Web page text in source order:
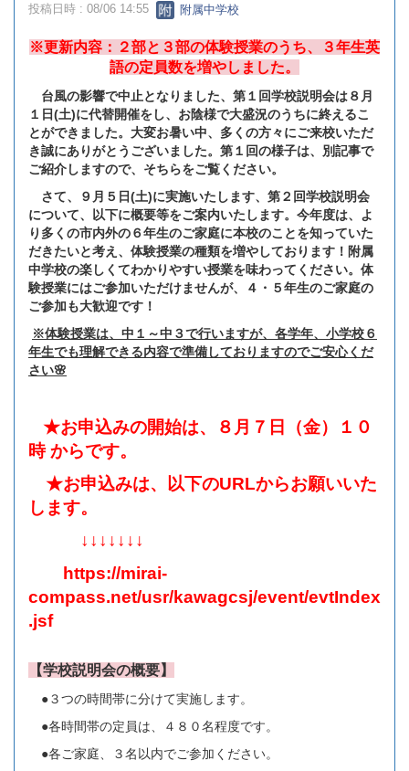
投稿日時 : 08/06 14:55 附属中学校
※更新内容：２部と３部の体験授業のうち、３年生英
語の定員数を増やしました。
台風の影響で中止となりました、第１回学校説明会は８月
１日(土)に代替開催をし、お陰様で大盛況のうちに終えるこ
とができました。大変お暑い中、多くの方々にご来校いただ
き誠にありがとうございました。第１回の様子は、別記事で
ご紹介しますので、そちらをご覧ください。
さて、９月５日(土)に実施いたします、第２回学校説明会
について、以下に概要等をご案内いたします。今年度は、よ
り多くの市内外の６年生のご家庭に本校のことを知っていた
だきたいと考え、体験授業の種類を増やしております！附属
中学校の楽しくてわかりやすい授業を味わってください。体
験授業にはご参加いただけませんが、４・５年生のご家庭の
ご参加も大歓迎です！
※体験授業は、中１～中３で行いますが、各学年、小学校６
年生でも理解できる内容で準備しておりますのでご安心くだ
さい🌸
★お申込みの開始は、８月７日（金）１０
時 からです。
★お申込みは、以下のURLからお願いいた
します。
↓↓↓↓↓↓↓
https://mirai-
compass.net/usr/kawagcsj/event/evtIndex
.jsf
【学校説明会の概要】
●３つの時間帯に分けて実施します。
●各時間帯の定員は、４８０名程度です。
●各ご家庭、３名以内でご参加ください。